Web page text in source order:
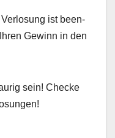
Ver­losung ist been­
Gewinn in den
sein! Checke